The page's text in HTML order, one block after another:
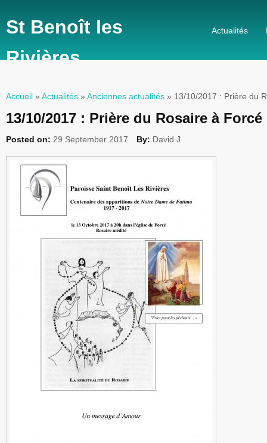
St Benoît les
Rivières
Actualités
Vous êtes ici
Accueil » Actualités » Anciennes actualités » 13/10/2017 : Prière du
13/10/2017 : Prière du Rosaire à Forcé
Posted on: 29 September 2017 By: David J